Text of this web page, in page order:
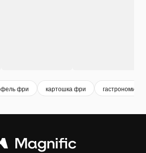
фри картошка фри гастрономия